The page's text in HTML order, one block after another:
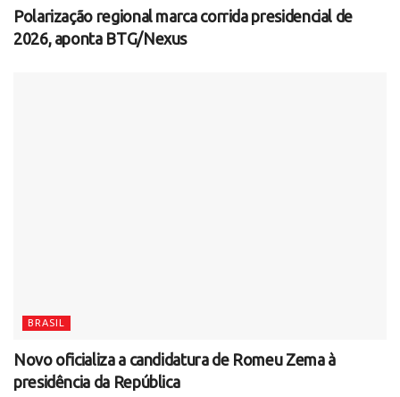
Polarização regional marca corrida presidencial de
2026, aponta BTG/Nexus
BRASIL
Novo oficializa a candidatura de Romeu Zema à
presidência da República